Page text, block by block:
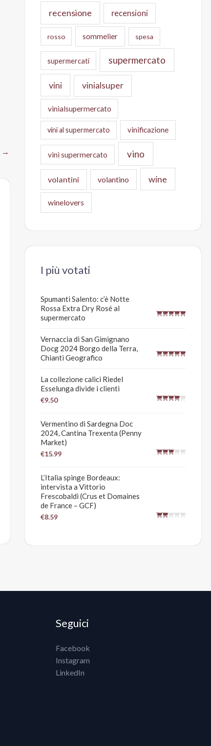
→
recensione recensioni
rosso sommelier spesa
supermercati supermercato
vini vinialsuper
vinialsupermercato
vini al supermercato vinificazione
vini supermercato vino
volantini volantino wine
winelovers
I più votati
Spumanti Salento: c’è Notte
Rossa Extra Dry Rosé al
supermercato
Vernaccia di San Gimignano
Docg 2024 Borgo della Terra,
Chianti Geografico
La collezione calici Riedel
Esselunga divide i clienti
€9.50
Vermentino di Sardegna Doc
2024, Cantina Trexenta (Penny
Market)
€15.99
L’Italia spinge Bordeaux:
intervista a Vittorio
Frescobaldi (Crus et Domaines
de France – GCF)
€8.59
Seguici
Facebook
Instagram
LinkedIn